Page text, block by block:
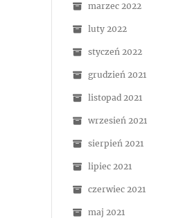
marzec 2022
luty 2022
styczeń 2022
grudzień 2021
listopad 2021
wrzesień 2021
sierpień 2021
lipiec 2021
czerwiec 2021
maj 2021